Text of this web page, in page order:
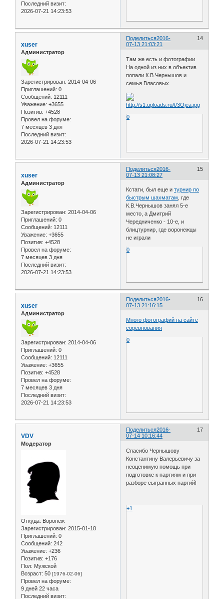
Последний визит:
2026-07-21 14:23:53
Поделиться 14
2016-
07-13 21:03:21
xuser
Администратор
Зарегистрирован: 2014-04-06
Приглашений: 0
Сообщений: 12111
Уважение: +3655
Позитив: +4528
Провел на форуме:
7 месяцев 3 дня
Последний визит:
2026-07-21 14:23:53
Там же есть и фотографии
На одной из них в объектив
попали К.В.Чернышов и
семья Власовых
0
Поделиться 15
2016-
07-13 21:08:27
xuser
Администратор
Зарегистрирован: 2014-04-06
Приглашений: 0
Сообщений: 12111
Уважение: +3655
Позитив: +4528
Провел на форуме:
7 месяцев 3 дня
Последний визит:
2026-07-21 14:23:53
Кстати, был еще итурнир по
быстрым шахматам , где
К.В.Чернышов занял 5-е
место, а Дмитрий
Чередниченко - 10-е, и
блицтурнир, где воронежцы
не играли
0
Поделиться 16
2016-
07-13 21:16:15
xuser
Администратор
Зарегистрирован: 2014-04-06
Приглашений: 0
Сообщений: 12111
Уважение: +3655
Позитив: +4528
Провел на форуме:
7 месяцев 3 дня
Последний визит:
2026-07-21 14:23:53
Много фотографий на сайте
соревнования
0
Поделиться 17
2016-
07-14 10:16:44
VDV
Модератор
Откуда: Воронеж
Зарегистрирован: 2015-01-18
Приглашений: 0
Сообщений: 242
Уважение: +236
Позитив: +176
Пол: Мужской
Возраст: 50 [1976-02-06]
Провел на форуме:
9 дней 22 часа
Последний визит:
Спасибо Чернышову
Константину Валерьевичу за
неоценимую помощь при
подготовке к партиям и при
разборе сыгранных партий!
+1